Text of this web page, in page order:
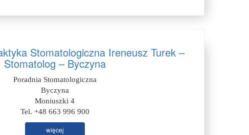
Stomatologiczna Ireneusz Turek –
Stomatolog – Byczyna
Poradnia Stomatologiczna
Byczyna
Moniuszki 4
Tel. +48 663 996 900
więcej